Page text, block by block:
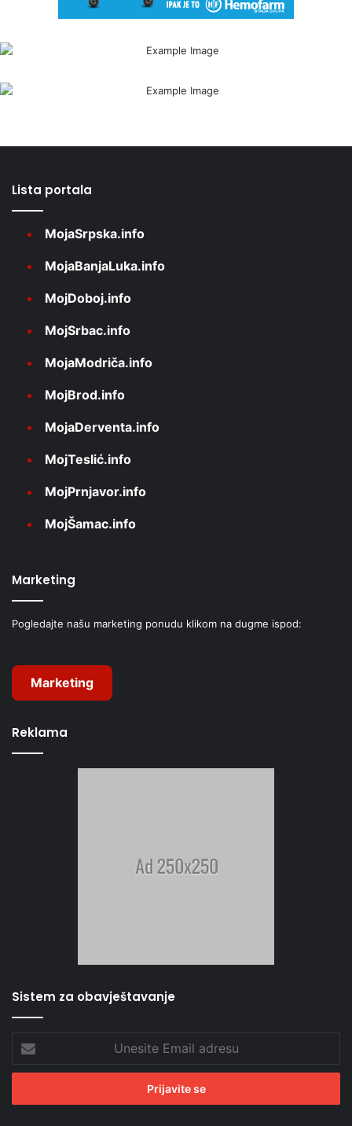
Lista portala
MojaSrpska.info
MojaBanjaLuka.info
MojDoboj.info
MojSrbac.info
MojaModriča.info
MojBrod.info
MojaDerventa.info
MojTeslić.info
MojPrnjavor.info
MojŠamac.info
Marketing
Pogledajte našu marketing ponudu klikom na dugme ispod:
Marketing
Reklama
Sistem za obavještavanje
Unesite
Email
adresu